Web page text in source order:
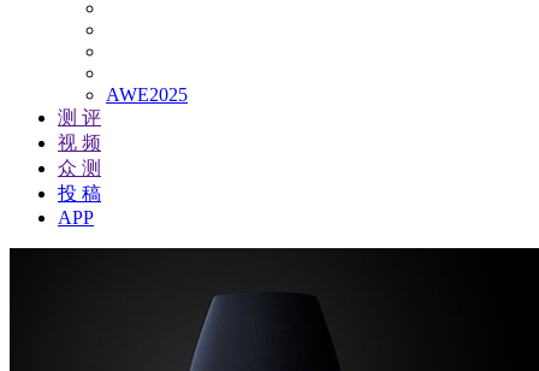
AWE2025
测 评
视 频
众 测
投 稿
APP